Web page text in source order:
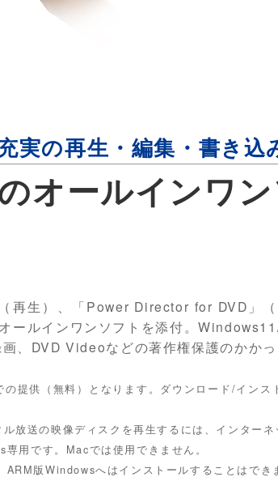
実の再生・編集・書き込
オールインワ
再生）、「Power Director for DVD」
ールインワンソフトを添付。
、DVD Videoなどの著作権保護のかか
提供（無料）となります。ダウンロード/インス
放送の映像ディスクを再生するには、インターネ
用です。Macでは使用できません。
版Windowsへはインストールすることはでき